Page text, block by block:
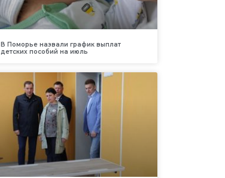
В Поморье назвали график выплат
детских пособий на июль